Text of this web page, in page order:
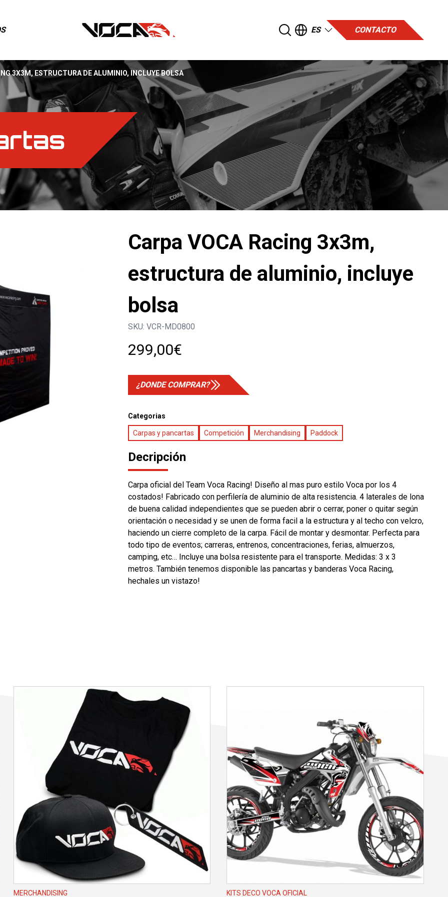
ES CONTACTO
3X3M, ESTRUCTURA DE ALUMINIO, INCLUYE BOLSA
Carpa VOCA Racing 3x3m,
estructura de aluminio, incluye
bolsa
SKU: VCR-MD0800
299,00€
¿DONDE COMPRAR?
Categorias
Carpas y pancartas Competición Merchandising Paddock
Decripción
Carpa oficial del Team Voca Racing! Diseño al mas puro estilo Voca por los 4
costados! Fabricado con perfilería de aluminio de alta resistencia. 4 laterales de lona
de buena calidad independientes que se pueden abrir o cerrar, poner o quitar según
orientación o necesidad y se unen de forma facil a la estructura y al techo con velcro,
haciendo un cierre completo de la carpa. Fácil de montar y desmontar. Perfecta para
todo tipo de eventos; carreras, entrenos, concentraciones, ferias, almuerzos,
camping, etc… Incluye una bolsa resistente para el transporte. Medidas: 3 x 3
metros. También tenemos disponible las pancartas y banderas Voca Racing,
hechales un vistazo!
MERCHANDISING KITS DECO VOCA OFICIAL